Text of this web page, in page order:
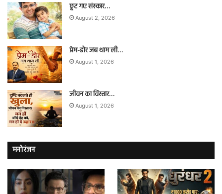
छूट गए संस्कार…
August 2, 2026
प्रेम-डोर जब थाम ली…
August 1, 2026
जीवन का विस्तार…
August 1, 2026
मनोरंजन